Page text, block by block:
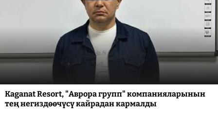
Kaganat Resort, "Аврора групп" компанияларынын
тең негиздөөчүсү кайрадан кармалды